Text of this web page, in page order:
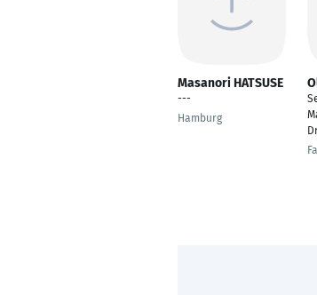
Masanori HATSUSE
---
Hamburg